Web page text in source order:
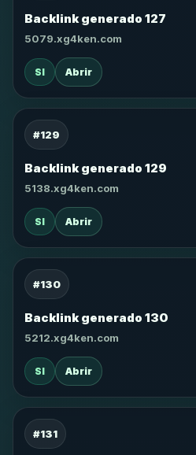
Backlink generado 127
5079.xg4ken.com
SI Abrir
#129
Backlink generado 129
5138.xg4ken.com
SI Abrir
#130
Backlink generado 130
5212.xg4ken.com
SI Abrir
#131